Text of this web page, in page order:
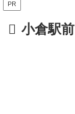
PR
小倉駅前